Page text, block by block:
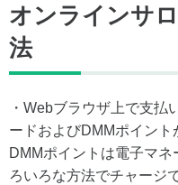
オンラインサ
法
・Webブラウザ上で支払
ードおよびDMMポイント
DMMポイントは電子マ
ろいろな方法でチャージ